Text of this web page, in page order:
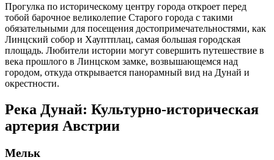
Прогулка по историческому центру города откроет перед
тобой барочное великолепие Старого города с такими
обязательными для посещения достопримечательностями, как
Линцский собор и Хауптплац, самая большая городская
площадь. Любители истории могут совершить путешествие в
века прошлого в Линцском замке, возвышающемся над
городом, откуда открывается панорамный вид на Дунай и
окрестности.
Река Дунай: Культурно-историческая
артерия Австрии
Мельк